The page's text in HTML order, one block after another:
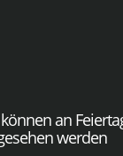
an
werden